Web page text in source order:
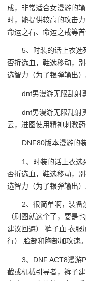
成，非常适合女漫游的
时，能提供较高的攻击
命运之石、命运之戒等
5、时装的话上衣选
否折选血，鞋选移动，
选智力（为了银弹输出）
dnf男漫游无限乱射
dnf男漫游无限乱射
云，进图使用精神刺激
DNF80版本漫游的
1、时装的话上衣选
否折选血，鞋选移动，
选智力（为了银弹输出）
2、很简单啊，装备
（刷图就这个了，要是
建议回避） 裤子血 衣服
行） 脸部和胸部加攻速
3、DNF ACT8漫游
截或机械引导者，裤子